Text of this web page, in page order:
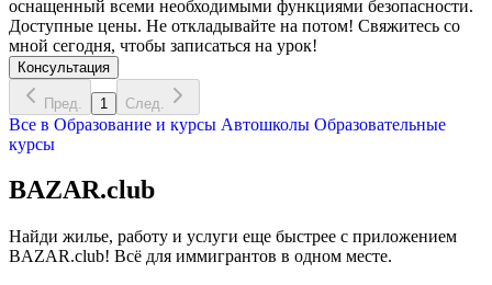
оснащенный всеми необходимыми функциями безопасности.
Доступные цены. Не откладывайте на потом! Свяжитесь со
мной сегодня, чтобы записаться на урок!
Консультация
Пред. 1 След.
Все в Образование и курсы Автошколы Образовательные
курсы
BAZAR.club
Найди жилье, работу и услуги еще быстрее с приложением
BAZAR.club! Всё для иммигрантов в одном месте.